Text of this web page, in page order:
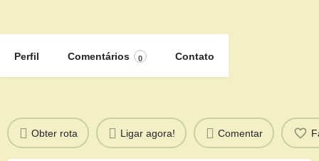
Perfil Comentários 0 Contato
Obter rota Ligar agora! Comentar